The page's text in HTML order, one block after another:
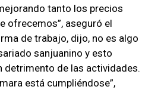
tanto los precios
ofrecemos”, aseguró el
de trabajo, dijo, no es algo
sanjuanino y esto
detrimento de las actividades.
está cumpliéndose”,